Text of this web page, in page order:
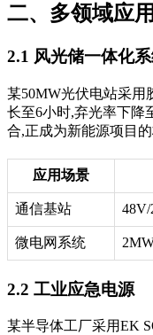
二、多领域应
2.1 风光储一体化
某50MW光伏电站采用
长至6小时,弃光率下降
合,正成为新能源项目的
应用场景
通信基站
微电网系统
2.2 工业应急电源
某半导体工厂采用EK